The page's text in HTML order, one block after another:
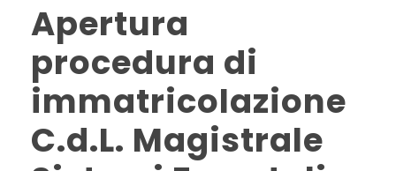
Apertura
procedura di
immatricolazione
C.d.L. Magistrale